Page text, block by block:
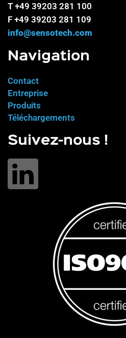
T +49 39203 281 100
F +49 39203 281 109
info@sensotech.com
Navigation
Contact
Entreprise
Produits
Téléchargements
Suivez-nous !